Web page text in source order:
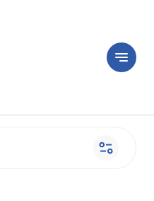
notes
page_info